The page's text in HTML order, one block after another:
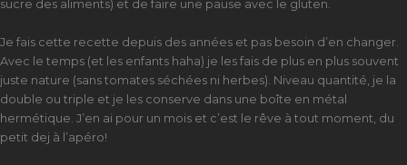
sucre des aliments) et de faire une pause avec le gluten.
Je fais cette recette depuis des années et pas besoin d’en changer.
Avec le temps (et les enfants haha) je les fais de plus en plus souvent
juste nature (sans tomates séchées ni herbes). Niveau quantité, je la
double ou triple et je les conserve dans une boîte en métal
hermétique. J’en ai pour un mois et c’est le rêve à tout moment, du
petit dej à l’apéro!